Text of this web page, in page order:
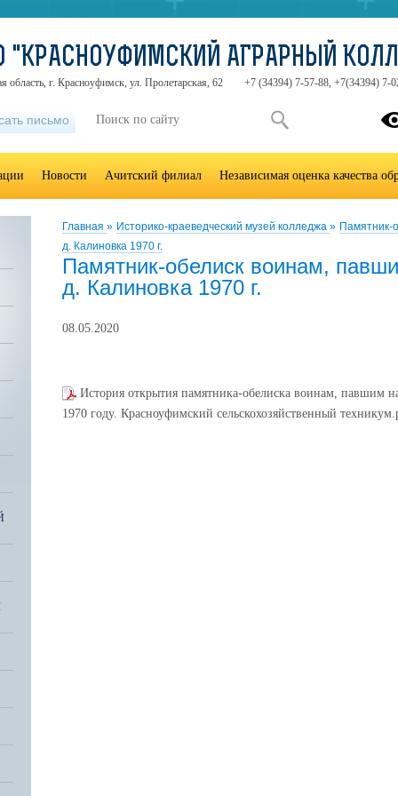
Главная » Историко-краеведческий музей колледжа » Памятник-
д. Калиновка 1970 г.
Памятник-обелиск воинам,
д. Калиновка 1970 г.
08.05.2020
История открытия памятника-обелиска воинам, павшим
1970 году. Красноуфимский сельскохозяйственный
"КРАСНОУФИМСКИЙ АГРАРНЫЙ
область, г. Красноуфимск, ул. Пролетарская, 62 +7 (34394) 7-57-88, +7(34394) 7-
письмо
Новости Ачитский филиал Независимая оценка качества